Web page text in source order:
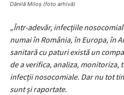
Dănilă Miloș (foto arhivă)
„Într-adevăr, infecțiile
numai în România, în Europa, în
sanitară cu paturi există un
de a verifica, analiza, monitoriza,
infecții nosocomiale. Dar nu tot
sunt și raportate.